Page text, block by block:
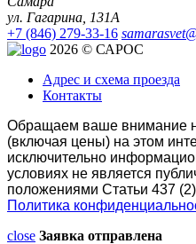
ул. Гагарина, 131А
+7 (846) 279-33-16
2026 © САРОС
Адрес и схема проезда
Контакты
Обращаем ваше внимание
(включая цены) на этом
исключительно
условиях не является
положениями Статьи 437
Политика
close Заявка отправлена